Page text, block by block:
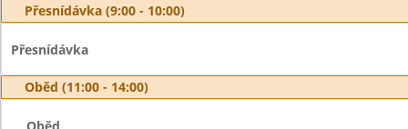
Přesnídávka (9:00 - 10:00)
Přesnídávka
Oběd (11:00 - 14:00)